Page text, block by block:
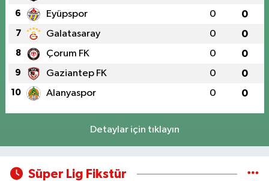
6 Eyüpspor 0 0
7 Galatasaray 0 0
8 Çorum FK 0 0
9 Gaziantep FK 0 0
10 Alanyaspor 0 0
Detaylar için tıklayın
Süper Lig Fikstür